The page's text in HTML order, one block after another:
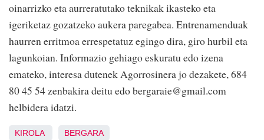
oinarrizko eta aurreratutako teknikak ikasteko eta
igeriketaz gozatzeko aukera paregabea. Entrenamenduak
haurren erritmoa errespetatuz egingo dira, giro hurbil eta
lagunkoian. Informazio gehiago eskuratu edo izena
emateko, interesa dutenek Agorrosinera jo dezakete, 684
80 45 54 zenbakira deitu edo bergaraie@gmail.com
helbidera idatzi.
KIROLA BERGARA